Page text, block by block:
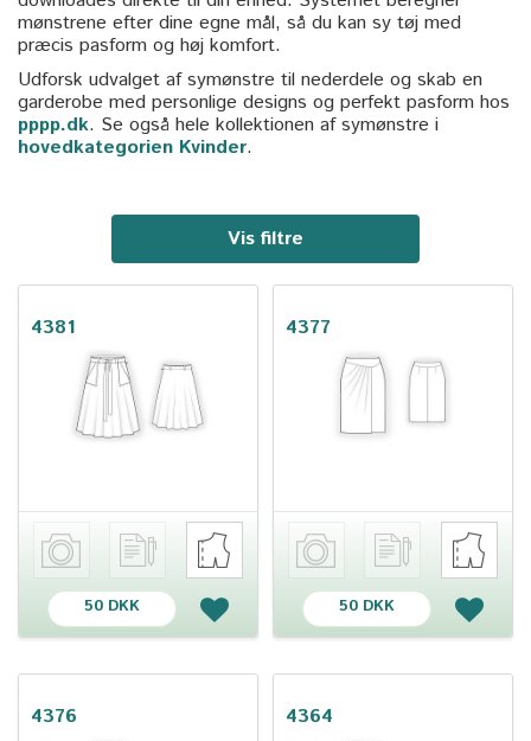
mønstrene efter dine egne mål, så du kan sy tøj med
præcis pasform og høj komfort.
Udforsk udvalget af symønstre til nederdele og skab en
garderobe med personlige designs og perfekt pasform hos
pppp.dk. Se også hele kollektionen af symønstre i
hovedkategorien Kvinder.
Vis filtre
4381
50 DKK
4377
50 DKK
4376 4364